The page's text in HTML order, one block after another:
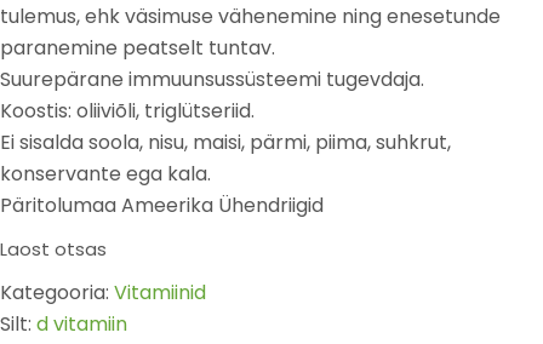
tulemus, ehk väsimuse vähenemine ning enesetunde
paranemine peatselt tuntav.
Suurepärane immuunsussüsteemi tugevdaja.
Koostis: oliiviõli, triglütseriid.
Ei sisalda soola, nisu, maisi, pärmi, piima, suhkrut,
konservante ega kala.
Päritolumaa Ameerika Ühendriigid
Laost otsas
Kategooria: Vitamiinid
Silt: d vitamiin